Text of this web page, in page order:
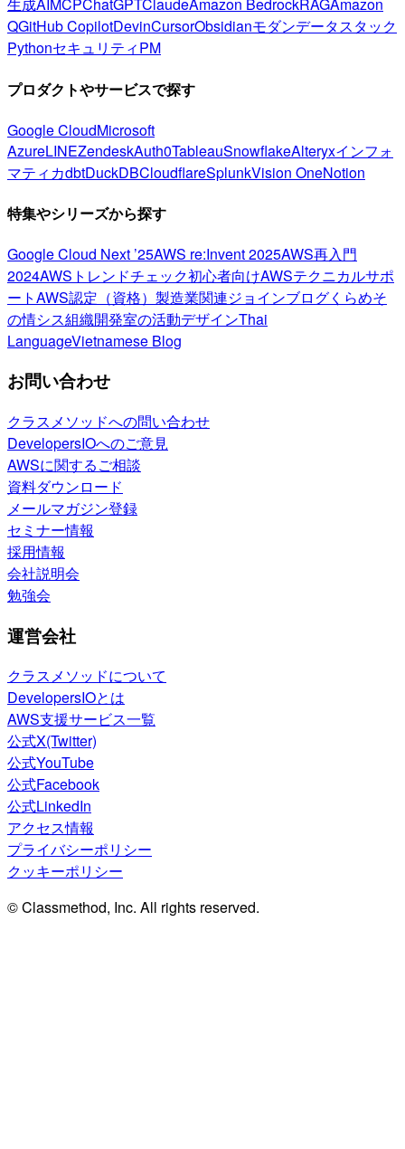
生成AI MCPChatGPTClaudeAmazon BedrockRAGAmazon
QGitHub CopilotDevinCursorObsidianモダンデータスタック
PythonセキュリティPM
プロダクトやサービスで探す
Google CloudMicrosoft
AzureLINEZendeskAuth0TableauSnowflakeAlteryxインフォ
マティカdbtDuckDBCloudflareSplunkVision OneNotion
特集やシリーズから探す
Google Cloud Next ’25AWS re:Invent 2025AWS再入門
2024AWSトレンドチェック初心者向けAWSテクニカルサポ
ートAWS認定（資格） 製造業関連ジョインブログくらめそ
の情シス組織開発室の活動デザインThai
LanguageVietnamese Blog
お問い合わせ
クラスメソッドへの問い合わせ
DevelopersIOへのご意見
AWSに関するご相談
資料ダウンロード
メールマガジン登録
セミナー情報
採用情報
会社説明会
勉強会
運営会社
クラスメソッドについて
DevelopersIOとは
AWS支援サービス一覧
公式X(Twitter)
公式YouTube
公式Facebook
公式LinkedIn
アクセス情報
プライバシーポリシー
クッキーポリシー
© Classmethod, Inc. All rights reserved.